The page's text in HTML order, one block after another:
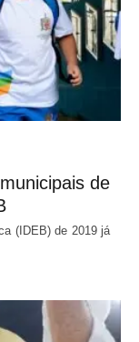
de
(IDEB) de 2019 já